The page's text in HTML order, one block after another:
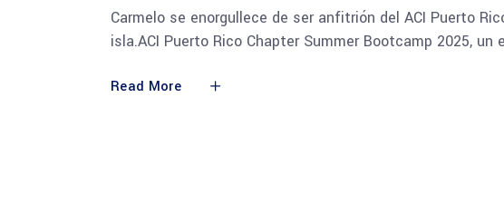
Carmelo se enorgullece de ser anfitrión del ACI Puerto
isla.ACI Puerto Rico Chapter Summer Bootcamp 2025,
Read More